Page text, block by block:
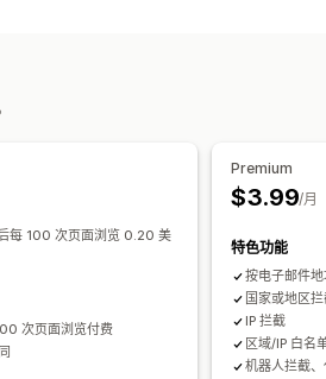
每 100 次页面浏览 0.20 美
次页面浏览付费
Premium
$3.99/月
特色功能
按电子邮件
国家或地区
IP 拦截
区域/IP 白名
机器人拦截